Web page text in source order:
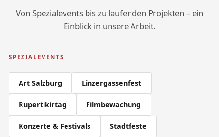
Von Spezialevents bis zu laufenden Projekten – ein
Einblick in unsere Arbeit.
SPEZIALEVENTS
Art Salzburg Linzergassenfest
Rupertikirtag Filmbewachung
Konzerte & Festivals Stadtfeste